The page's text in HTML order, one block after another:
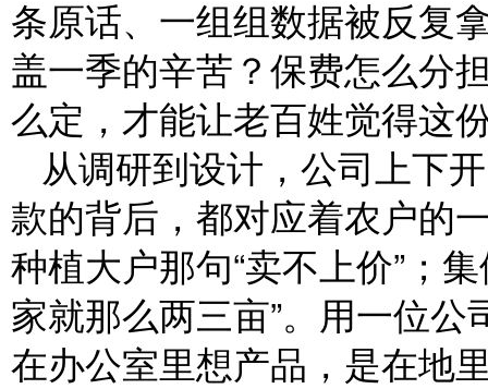
条原话、一组组数据被反复
盖一季的辛苦？保费怎么分
么定，才能让老百姓觉得这
从调研到设计，公司上下
款的背后，都对应着农户
种植大户那句“卖不上价”；
家就那么两三亩”。用一位
在办公室里想产品，是在地